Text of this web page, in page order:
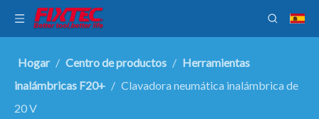
Hogar / Centro de productos / Herramientas
inalámbricas F20+ / Clavadora neumática inalámbrica de
20 V